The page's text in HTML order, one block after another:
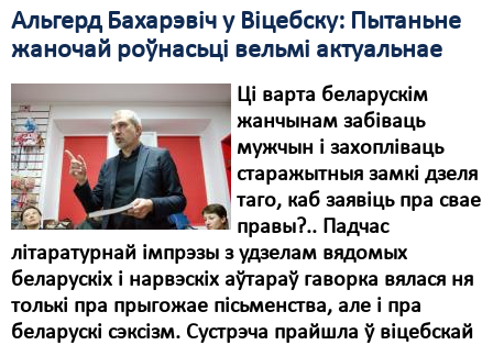
Альгерд Бахарэвіч у Віцебску: Пытаньне
жаночай роўнасьці вельмі актуальнае
Ці варта беларускім
жанчынам забіваць
мужчын і захопліваць
старажытныя замкі дзеля
таго, каб заявіць пра свае
правы?.. Падчас
літаратурнай імпрэзы з удзелам вядомых
беларускіх і нарвэскіх аўтараў гаворка вялася ня
толькі пра прыгожае пісьменства, але і пра
беларускі сэксізм. Сустрэча прайшла ў віцебскай
Правы працоўных
Сацыяльныя правы